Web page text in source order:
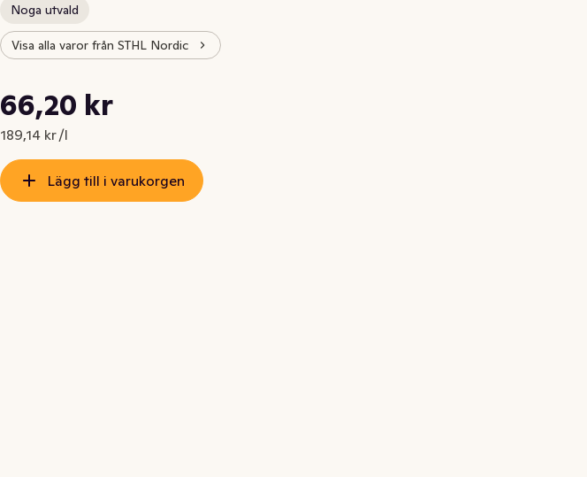
Noga utvald
Visa alla varor från STHL Nordic
Nuvarande pris är: 66,20 kr
66,20 kr
189,14 kr /l
Styckpris: 189,14 kr /l
Lägg till i varukorgen